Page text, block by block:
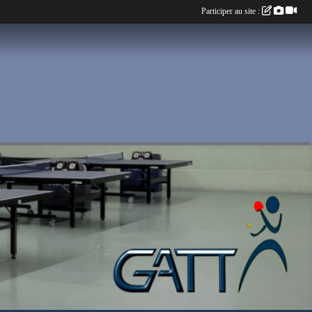
Participer au site :